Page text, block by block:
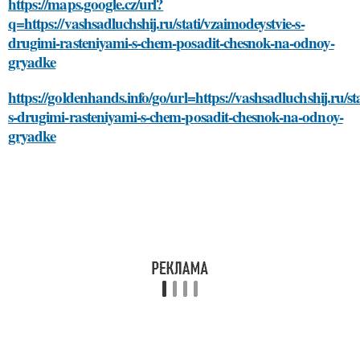
q=https://vashsadluchshij.ru/stati/vzaimodeystvie-s-
drugimi-rasteniyami-s-chem-posadit-chesnok-na-odnoy-
gryadke
https://goldenhands.info/go/url=https://vashsadluchshij.ru/
s-drugimi-rasteniyami-s-chem-posadit-chesnok-na-odnoy-
gryadke